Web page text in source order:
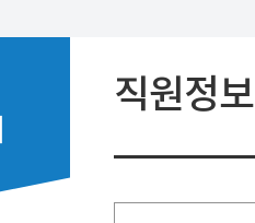
직원정보